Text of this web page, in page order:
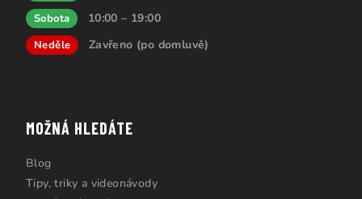
Sobota 10:00 – 19:00
Neděle Zavřeno (po domluvě)
MOŽNÁ HLEDÁTE
Blog
Tipy, triky a videonávody